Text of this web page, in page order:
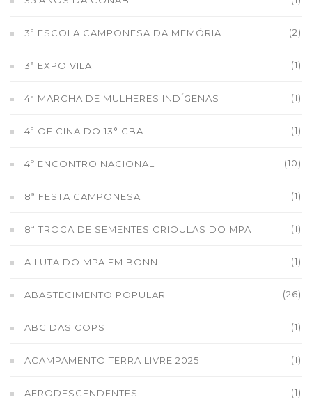
3ª ESCOLA CAMPONESA DA MEMÓRIA (2)
3ª EXPO VILA (1)
4ª MARCHA DE MULHERES INDÍGENAS (1)
4ª OFICINA DO 13° CBA (1)
4º ENCONTRO NACIONAL (10)
8ª FESTA CAMPONESA (1)
8ª TROCA DE SEMENTES CRIOULAS DO MPA (1)
A LUTA DO MPA EM BONN (1)
ABASTECIMENTO POPULAR (26)
ABC DAS COPS (1)
ACAMPAMENTO TERRA LIVRE 2025 (1)
AFRODESCENDENTES (1)